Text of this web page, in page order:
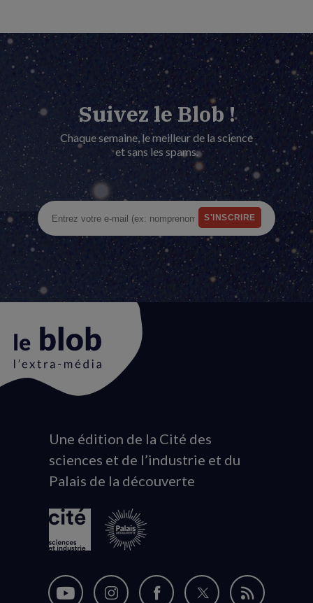
Suivez le Blob !
Chaque semaine, le meilleur de la science
et sans les spams.
Animation
du
logo
Une édition de la Cité des
sciences et de l’industrie et du
Palais de la découverte